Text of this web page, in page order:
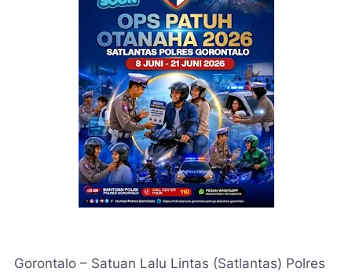
Gorontalo – Satuan Lalu Lintas (Satlantas) Polres